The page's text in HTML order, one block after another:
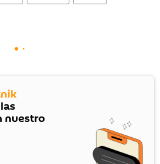
nuestro